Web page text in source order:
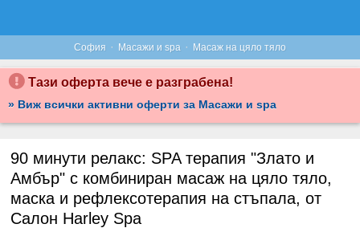
София · Масажи и spa · Масаж на цяло тяло
Тази оферта вече е разграбена!
» Виж всички активни оферти за Масажи и spa
90 минути релакс: SPA терапия "Злато и
Амбър" с комбиниран масаж на цяло тяло,
маска и рефлексотерапия на стъпала, от
Салон Harley Spa